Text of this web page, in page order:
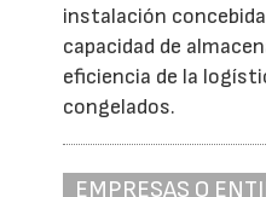
instalación
capacidad de
eficiencia de la
congelados.
EMPRESAS O